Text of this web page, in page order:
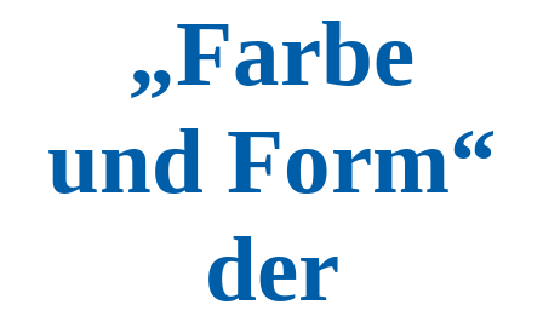
„Farbe
und Form“
der